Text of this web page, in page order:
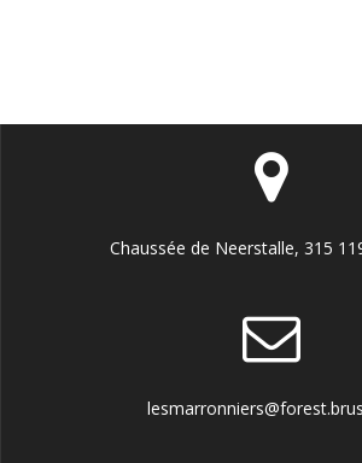
Chaussée de Neerstalle, 315